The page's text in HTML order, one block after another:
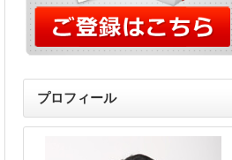
プロフィール